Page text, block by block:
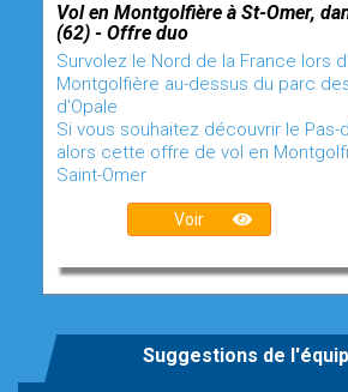
Vol en Montgolfière à St-Omer,
(62) - Offre duo
Survolez le Nord de la France lors
Montgolfière au-dessus du parc
d'Opale
Si vous souhaitez découvrir le Pas-
alors cette offre de vol en
Saint-Omer
Voir
Suggestions de